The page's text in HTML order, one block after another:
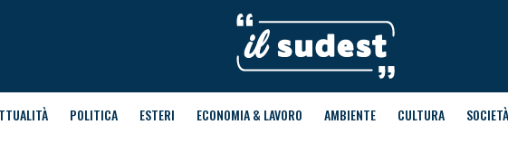
POLITICA ESTERI ECONOMIA & LAVORO AMBIENTE CULTURA SOCIETÀ